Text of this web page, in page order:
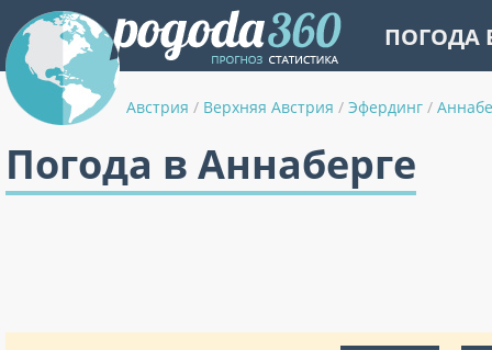
ПОГОДА
Австрия / Верхняя Австрия / Эфердинг /
Погода в Аннаберге